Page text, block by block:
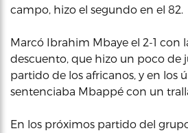
campo, hizo el segundo en el 82.
Marcó Ibrahim Mbaye el 2-1 con
descuento, que hizo un poco de
partido de los africanos, y en los
sentenciaba Mbappé con un
En los próximos partido del